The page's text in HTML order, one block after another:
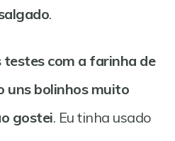
.
testes com a farinha de
uns bolinhos muito
gostei. Eu tinha usado